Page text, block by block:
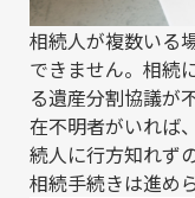
相続人が複数いる
できません。相続
る遺産分割協議が
在不明者がいれば
続人に行方知れず
相続手続きは進め